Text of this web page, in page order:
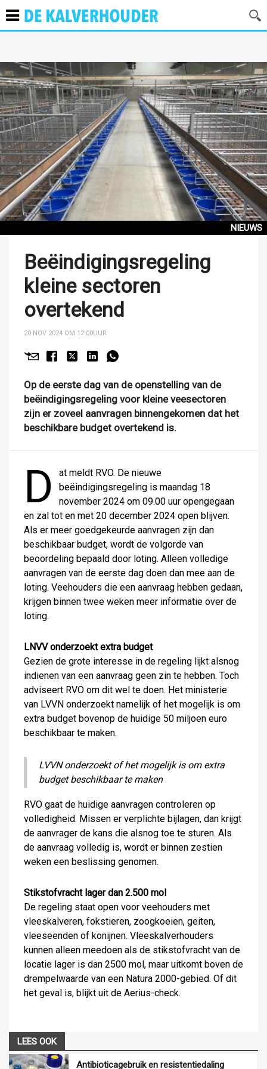
NIEUWS
Beëindigingsregeling
kleine sectoren
overtekend
20 NOV 2024 OM 12:00UUR
Op de eerste dag van de openstelling van de
beëindigingsregeling voor kleine veesectoren
zijn er zoveel aanvragen binnengekomen dat het
beschikbare budget overtekend is.
D
at meldt RVO. De nieuwe
beëindigingsregeling is maandag 18
november 2024 om 09.00 uur opengegaan
en zal tot en met 20 december 2024 open blijven.
Als er meer goedgekeurde aanvragen zijn dan
beschikbaar budget, wordt de volgorde van
beoordeling bepaald door loting. Alleen volledige
aanvragen van de eerste dag doen dan mee aan de
loting. Veehouders die een aanvraag hebben gedaan,
krijgen binnen twee weken meer informatie over de
loting.
LNVV onderzoekt extra budget
Gezien de grote interesse in de regeling lijkt alsnog
indienen van een aanvraag geen zin te hebben. Toch
adviseert RVO om dit wel te doen. Het ministerie
van LVVN onderzoekt namelijk of het mogelijk is om
extra budget bovenop de huidige 50 miljoen euro
beschikbaar te maken.
LVVN onderzoekt of het mogelijk is om extra
budget beschikbaar te maken
RVO gaat de huidige aanvragen controleren op
volledigheid. Missen er verplichte bijlagen, dan krijgt
de aanvrager de kans die alsnog toe te sturen. Als
de aanvraag volledig is, wordt er binnen zestien
weken een beslissing genomen.
Stikstofvracht lager dan 2.500 mol
De regeling staat open voor veehouders met
vleeskalveren, fokstieren, zoogkoeien, geiten,
vleeseenden of konijnen. Vleeskalverhouders
kunnen alleen meedoen als de stikstofvracht van de
locatie lager is dan 2500 mol, maar uitkomt boven de
drempelwaarde van een Natura 2000-gebied. Of dit
het geval is, blijkt uit de Aerius-check.
LEES OOK
Antibioticagebruik en resistentiedaling